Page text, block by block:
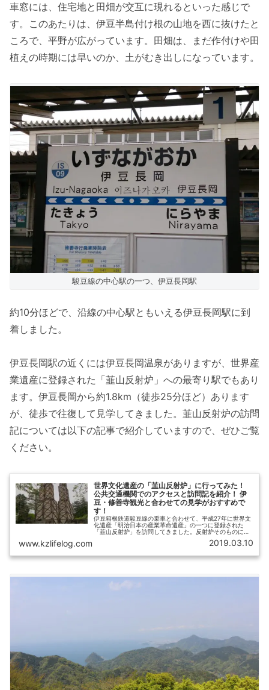
車窓には、住宅地と田畑が交互に現れるといった感じで
す。このあたりは、伊豆半島付け根の山地を西に抜けたと
ころで、平野が広がっています。田畑は、まだ作付けや田
植えの時期には早いのか、土がむき出しになっています。
駿豆線の中心駅の一つ、伊豆長岡駅
約10分ほどで、沿線の中心駅ともいえる伊豆長岡駅に到
着しました。
伊豆長岡駅の近くには伊豆長岡温泉がありますが、世界産
業遺産に登録された「韮山反射炉」への最寄り駅でもあり
ます。伊豆長岡から約1.8km（徒歩25分ほど）あります
が、徒歩で往復して見学してきました。韮山反射炉の訪問
記については以下の記事で紹介していますので、ぜひご覧
ください。
世界文化遺産の「韮山反射炉」に行ってみた！
公共交通機関でのアクセスと訪問記を紹介！ 伊
豆・修善寺観光と合わせての見学がおすすめで
す！
伊豆箱根鉄道駿豆線の乗車と合わせて、平成27年に世界文
化遺産「明治日本の産業革命遺産」の一つに登録された
「韮山反射炉」を訪問してきました。反射炉そのものに加
えて、最近オープンしたガイダンスセンターを見学するこ
www.kzlifelog.com 2019.03.10